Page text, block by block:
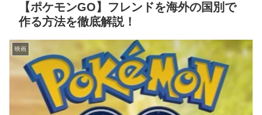
【ポケモンGO】フレンドを海外の国別で
作る方法を徹底解説！
映画